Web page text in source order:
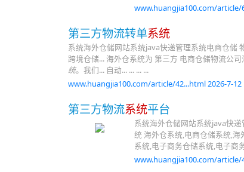
www.huangjia100.com/article/
第三方物流转单系统
系统海外仓储网站系统java快递管理系统电商仓储
跨境仓储... 海外仓系统为 第三方 电商仓储物流公
统。我们... 自动... ... ... ...
www.huangjia100.com/article/42...html 2026-7-12
第三方物流系统平台
系统海外仓储网站系统java快
统 海外仓系统,电商仓储系统,
系统,电子商务仓储系统,电子商
www.huangjia100.com/article/